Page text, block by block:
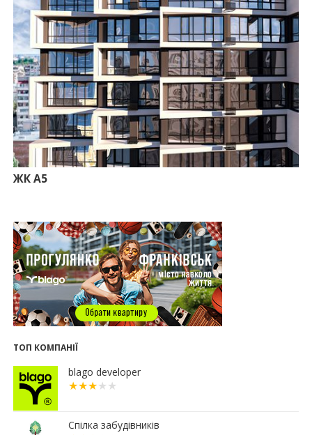
09:24
Новобудови Франківська стрімко дорожчають:
скільки в середньому коштує квадратний метр
15.07.2026
12:06
На Франківщині житло за «єОселею» дешевше
на 21%
13.07.2026
10:56
У Франківську не знайшлося охочих купити
офісний комплекс збанкрутілої компанії з групи
«Приват»
09:25
Податок на нерухомість з 1 липня: як дізнатися
суму і правильно сплатити кошти
правила «єОселі» працюють на Прикарпатті
08.07.2026
14:00
Як поєднувати кольори в інтер’єрі: тренди 2026
року
12:38
Компанія співвласниці "Буковелю" викупить
землю в центрі Івано-Франківська
10:22
Прокуратура вимагає повернути 34 гектари
16:47
Дешевші, але недоступні: скільки коштує житло
за програмою «єОселя» в містах заходу України
13:44
Сільські будинки в західному регіоні
дорожчають у рази швидше, ніж в містах
ЖК А5
ТОП КОМПАНІЇ
blago developer
Спілка забудівників